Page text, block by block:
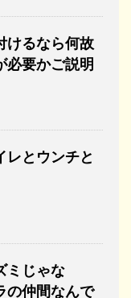
けるなら何故
必要かご説明
レとウンチと
ミじゃな
の仲間なんで